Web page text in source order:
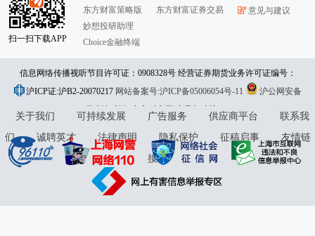
扫一扫下载APP
东方财富策略版
妙想投研助理
Choice金融终端
东方财富证券交易
意见与建议
信息网络传播视听节目许可证：0908328号 经营证券期货业务许可证编号：
913101046312860336 违法和不良信息举报:021-61278686 举报邮箱：
jubao@eastmoney.com
沪ICP证:沪B2-20070217 网站备案号:沪ICP备05006054号-11
沪公网安备
31010402000120号版权所有:东方财富网意见与建议:4000300059/952500
关于我们 可持续发展 广告服务 供应商平台
联系我
们
诚聘英才 法律声明 隐私保护 征稿启事
友情链
接